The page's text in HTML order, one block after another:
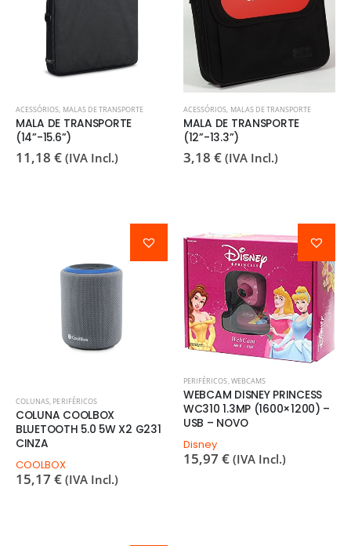
ACESSÓRIOS, MALAS DE TRANSPORTE
MALA DE TRANSPORTE
(14”-15.6”)
11,18 € (IVA Incl.)
ACESSÓRIOS, MALAS DE TRANSPORTE
MALA DE TRANSPORTE
(12”-13.3”)
3,18 € (IVA Incl.)
COLUNAS, PERIFÉRICOS
COLUNA COOLBOX
BLUETOOTH 5.0 5W X2 G231
CINZA
COOLBOX
15,17 € (IVA Incl.)
PERIFÉRICOS WEBCAMS
WEBCAM DISNEY PRINCESS
WC310 1.3MP (1600×1200) –
USB – NOVO
Disney
15,97 € (IVA Incl.)